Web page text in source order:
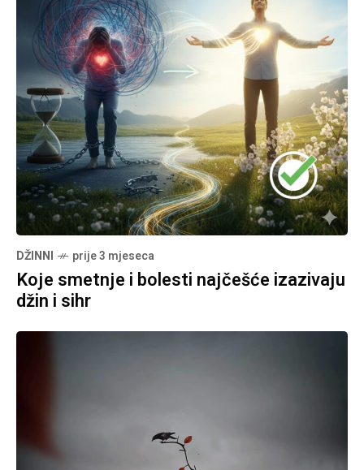
DŽINNI prije 3 mjeseca
Koje smetnje i bolesti najčešće izazivaju
džin i sihr